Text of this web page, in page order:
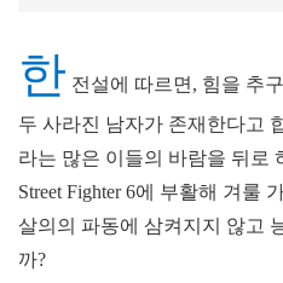
한 전설에 따르면, 힘을 추
두 사라진 남자가 존재한다고
라는 많은 이들의 바람을 뒤로
Street Fighter 6에 부활해 겨룰
살의의 파동에 삼켜지지 않고
까?